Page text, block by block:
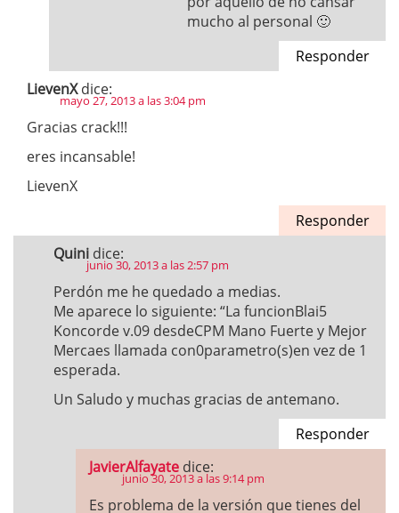
mucho al personal 🙂
Responder
LievenX dice:
mayo 27, 2013 a las 3:04 pm
Gracias crack!!!
eres incansable!
LievenX
Responder
Quini dice:
junio 30, 2013 a las 2:57 pm
Perdón me he quedado a medias.
Me aparece lo siguiente: “La funcionBlai5
Koncorde v.09 desdeCPM Mano Fuerte y Mejor
Mercaes llamada con0parametro(s)en vez de 1
esperada.
Un Saludo y muchas gracias de antemano.
Responder
JavierAlfayate dice:
junio 30, 2013 a las 9:14 pm
Es problema de la versión que tienes del